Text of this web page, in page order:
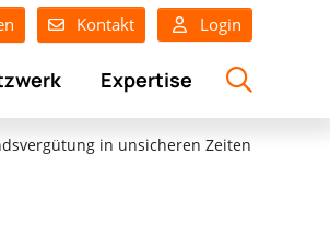
Kontakt Login
Expertise
in unsicheren Zeiten